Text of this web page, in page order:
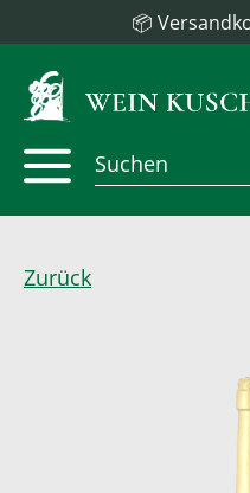
📦
Zurück